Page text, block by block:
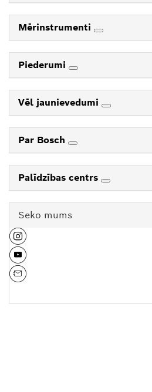
Mērinstrumenti
Piederumi
Vēl jaunievedumi
Par Bosch
Palīdzības centrs
Seko mums